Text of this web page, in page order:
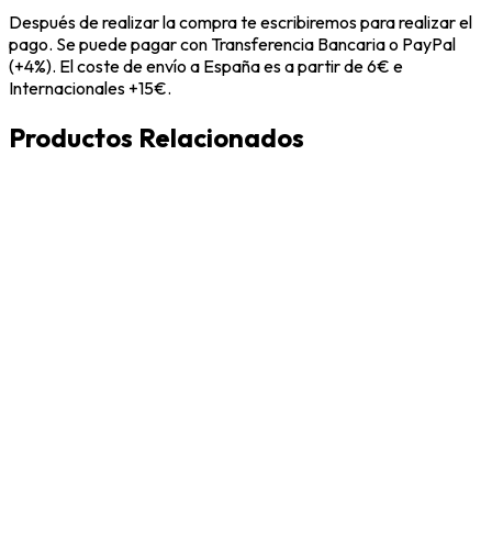
Después de realizar la compra te escribiremos para realizar el
pago. Se puede pagar con Transferencia Bancaria o PayPal
(+4%). El coste de envío a España es a partir de 6€ e
Internacionales +15€.
Productos Relacionados